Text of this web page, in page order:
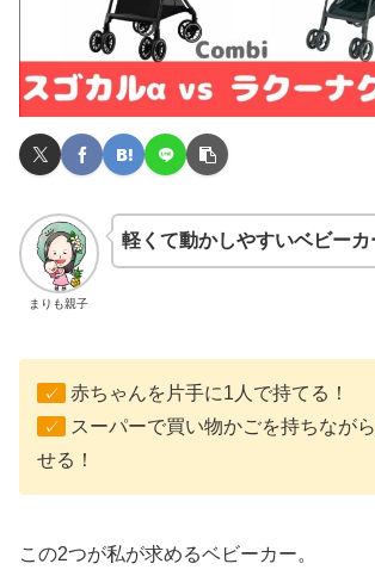
まりも親子
軽くて動かしやすいベビーカ
✓ 赤ちゃんを片手に1人で持てる！
✓
スーパーで買い物かごを持ちなが
せる！
この2つが私が求めるベビーカー。